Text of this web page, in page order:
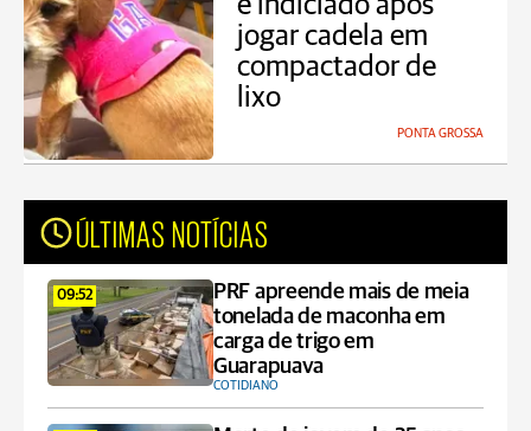
jogar cadela em
compactador de
lixo
PONTA GROSSA
ÚLTIMAS NOTÍCIAS
09:52
PRF apreende mais de meia
tonelada de maconha em
carga de trigo em
Guarapuava
COTIDIANO